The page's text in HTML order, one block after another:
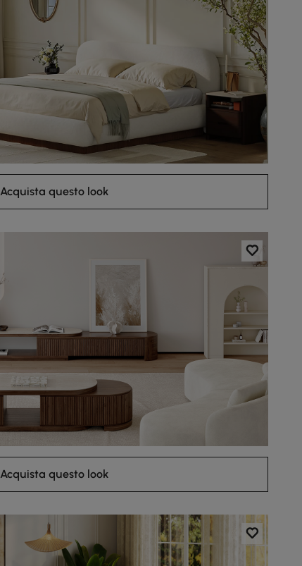
Acquista questo look
Acquista questo look